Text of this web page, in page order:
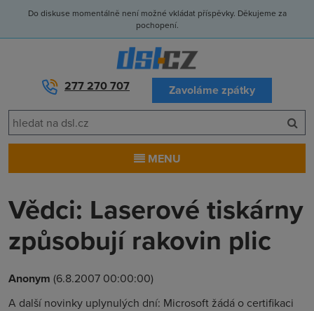
Do diskuse momentálně není možné vkládat příspěvky. Děkujeme za
pochopení.
277 270 707 Zavoláme zpátky
MENU
Vědci: Laserové tiskárny
způsobují rakovin plic
Anonym (6.8.2007 00:00:00)
A další novinky uplynulých dní: Microsoft žádá o certifikaci